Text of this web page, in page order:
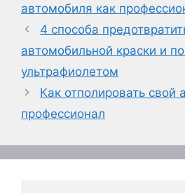
автомобиля как
4 способа
автомобильной краски и
ультрафиолетом
Как отполировать свой
профессионал